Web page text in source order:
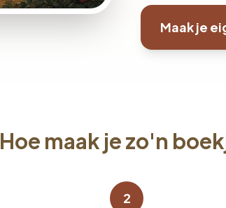
Maak je
Hoe maak je zo'n
2